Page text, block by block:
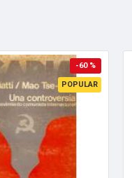
POPULAR
-60 %